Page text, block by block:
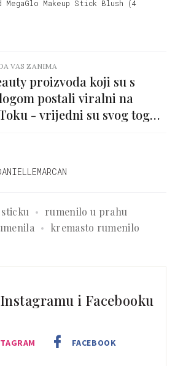
Makeup Stick Blush (4
VAS ZANIMA
proizvoda koji su s
postali viralni na
- vrijedni su svog tog
rumenilo u prahu
kremasto rumenilo
i Facebooku
FACEBOOK